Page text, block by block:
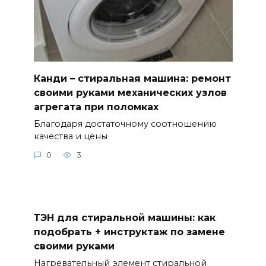
Канди – стиральная машина: ремонт
своими руками механических узлов
агрегата при поломках
Благодаря достаточному соотношению
качества и цены
0 3
ТЭН для стиральной машины: как
подобрать + инструктаж по замене
своими руками
Нагревательный элемент стиральной